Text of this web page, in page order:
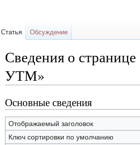
Сведения о
УТМ»
Перейти
к
навигации
Перейти
к
поиску
Основные сведения
Отображаемый заголовок
Ключ сортировки по умолчанию
Статья Обсуждение